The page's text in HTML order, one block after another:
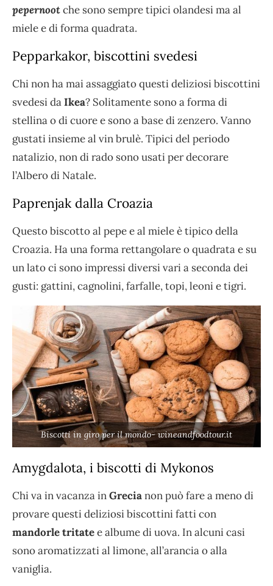
pepernootche sono sempre tipici olandesi ma al
miele e di forma quadrata.
Pepparkakor, biscottini svedesi
Chi non ha mai assaggiato questi deliziosi biscottini
svedesi daIkea? Solitamente sono a forma di
stellina o di cuore e sono a base di zenzero. Vanno
gustati insieme al vin brulè. Tipici del periodo
natalizio, non di rado sono usati per decorare
l’Albero di Natale.
Paprenjak dalla Croazia
Questo biscotto al pepe e al miele è tipico della
Croazia. Ha una forma rettangolare o quadrata e su
un lato ci sono impressi diversi vari a seconda dei
gusti: gattini, cagnolini, farfalle, topi, leoni e tigri.
Biscotti in giro per il mondo- wineandfoodtour.it
Amygdalota, i biscotti di Mykonos
Chi va in vacanza inGrecianon può fare a meno di
provare questi deliziosi biscottini fatti con
mandorle tritatee albume di uova. In alcuni casi
sono aromatizzati al limone, all’arancia o alla
vaniglia.